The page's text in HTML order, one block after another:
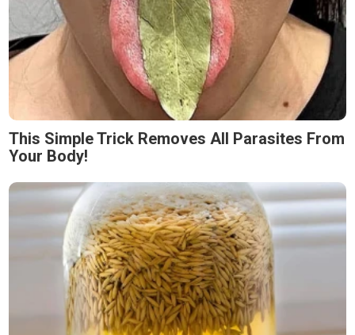
This Simple Trick Removes All Parasites From
Your Body!